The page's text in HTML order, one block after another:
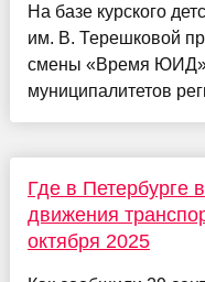
На базе курского
им. В. Терешковой
смены «Время ЮИД».
муниципалитетов
Где в Петербурге
движения
октября 2025